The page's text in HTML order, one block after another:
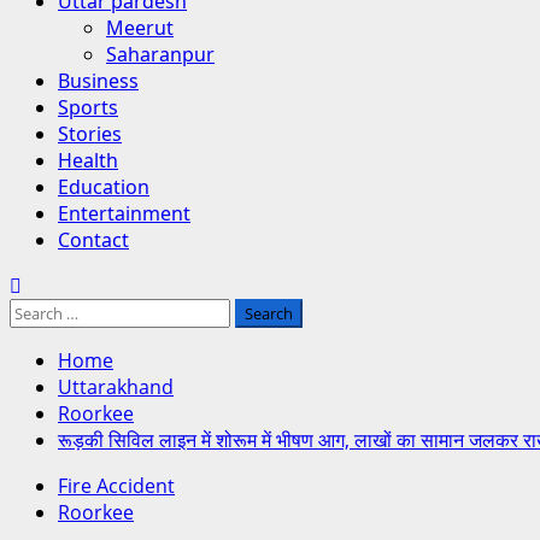
Meerut
Saharanpur
Business
Sports
Stories
Health
Education
Entertainment
Contact
Search
for:
Home
Uttarakhand
Roorkee
रूड़की सिविल लाइन में शोरूम में भीषण आग, लाखों का सामान जलकर
Fire Accident
Roorkee